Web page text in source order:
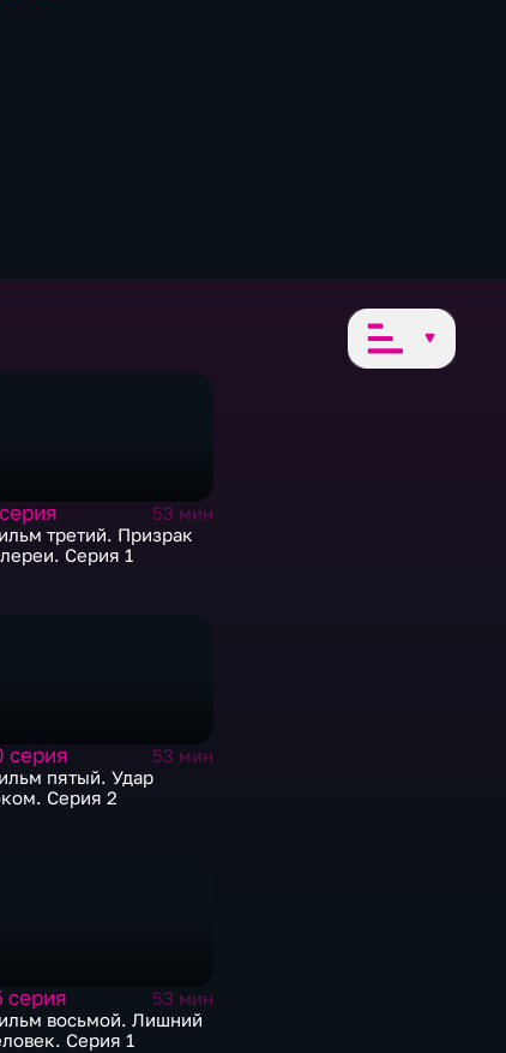
53 мин
третий. Призрак
Серия 1
серия
53 мин
пятый. Удар
Серия 2
серия
53 мин
восьмой. Лишний
Серия 1